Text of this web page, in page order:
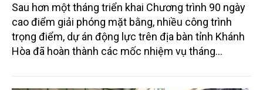
Sau hơn một tháng triển khai Chương trình 90 ngày
cao điểm giải phóng mặt bằng, nhiều công trình
trọng điểm, dự án động lực trên địa bàn tỉnh Khánh
Hòa đã hoàn thành các mốc nhiệm vụ tháng
vụ tháng 8 và tháng 9 đang được tiếp tục triển khai